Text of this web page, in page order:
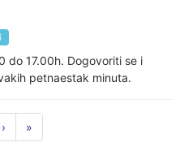
do 17.00h. Dogovoriti se i
petnaestak minuta.
› »